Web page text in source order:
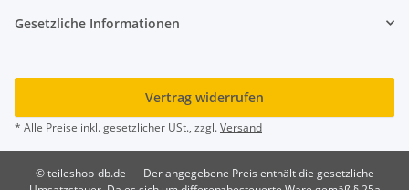
Gesetzliche Informationen
Vertrag widerrufen
* Alle Preise inkl. gesetzlicher USt., zzgl.Versand
© teileshop-db.de
Der angegebene Preis enthält die gesetzliche